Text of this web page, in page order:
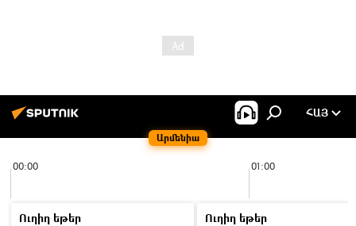
Արմենիա
ՀԱՅ
00:00 01:00
Ուղիղ եթեր
Ուղիղ եթեր